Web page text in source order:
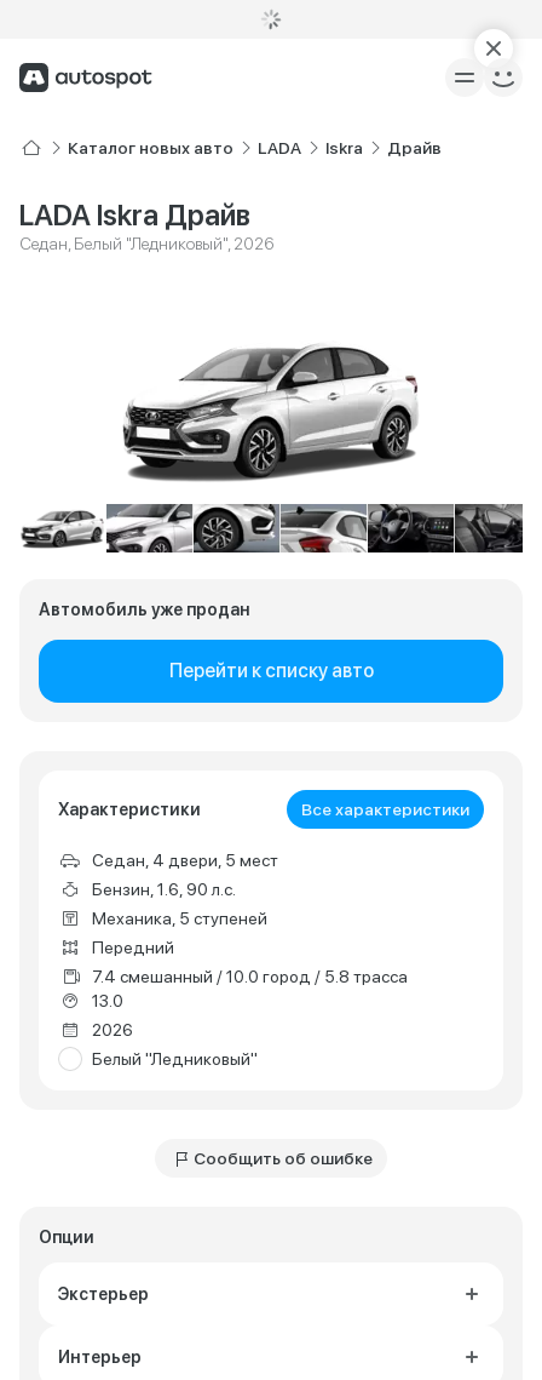
Каталог новых авто LADA Iskra Драйв
LADA Iskra Драйв
Седан, Белый "Ледниковый", 2026
Характеристики Все характеристики
Седан, 4 двери, 5 мест
Бензин, 1.6, 90 л.с.
Механика, 5 ступеней
Передний
7.4 смешанный / 10.0 город / 5.8 трасса
13.0
2026
Белый "Ледниковый"
Опции
Экстерьер
Интерьер
Автомобиль уже продан
Перейти к списку авто
Сообщить об ошибке